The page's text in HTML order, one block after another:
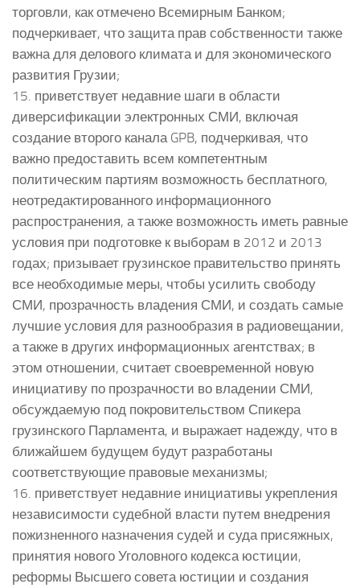
торговли, как отмечено Всемирным Банком;
подчеркивает, что защита прав собственности также
важна для делового климата и для экономического
развития Грузии;
15. приветствует недавние шаги в области
диверсификации электронных СМИ, включая
создание второго канала GPB, подчеркивая, что
важно предоставить всем компетентным
политическим партиям возможность бесплатного,
неотредактированного информационного
распространения, а также возможность иметь равные
условия при подготовке к выборам в 2012 и 2013
годах; призывает грузинское правительство принять
все необходимые меры, чтобы усилить свободу
СМИ, прозрачность владения СМИ, и создать самые
лучшие условия для разнообразия в радиовещании,
а также в других информационных агентствах; в
этом отношении, считает своевременной новую
инициативу по прозрачности во владении СМИ,
обсуждаемую под покровительством Спикера
грузинского Парламента, и выражает надежду, что в
ближайшем будущем будут разработаны
соответствующие правовые механизмы;
16. приветствует недавние инициативы укрепления
независимости судебной власти путем внедрения
пожизненного назначения судей и суда присяжных,
принятия нового Уголовного кодекса юстиции,
реформы Высшего совета юстиции и создания